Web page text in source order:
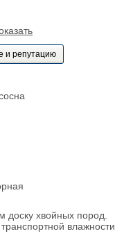
и репутацию
доску хвойных пород.
влажности.